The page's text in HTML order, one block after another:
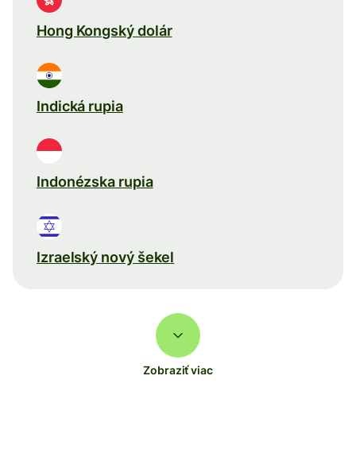
Hong Kongský dolár
Indická rupia
Indonézska rupia
Izraelský nový šekel
Zobraziť viac